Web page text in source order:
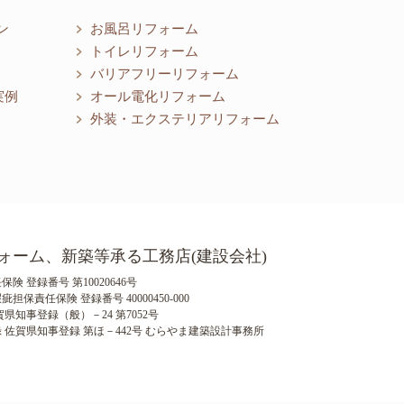
お風呂リフォーム
トイレリフォーム
バリアフリーリフォーム
オール電化リフォーム
外装・エクステリアリフォーム
ーム、新築等承る工務店(建設会社)
険 登録番号 第10020646号
担保責任保険 登録番号 40000450-000
知事登録（般）－24 第7052号
佐賀県知事登録 第ほ－442号 むらやま建築設計事務所